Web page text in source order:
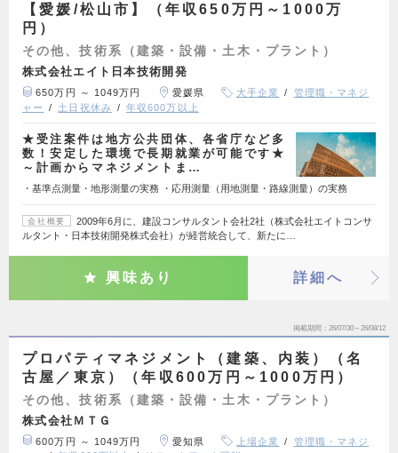
【愛媛/松山市】（年収650万円～1000万
円）
その他、技術系（建築・設備・土木・プラント）
株式会社エイト日本技術開発
650万円 ～ 1049万円 愛媛県 大手企業
管理職・マネジ
ャー
土日祝休み 年収600万以上
★受注案件は地方公共団体、各省庁など多
数！安定した環境で長期就業が可能です★
～計画からマネジメントま…
・基準点測量・地形測量の実務 ・応用測量（用地測量・路線測量）の実務
会社概要
2009年6月に、建設コンサルタント会社2社（株式会社エイトコンサ
ルタント・日本技術開発株式会社）が経営統合して、新たに…
興味あり 詳細へ
掲載期間 26/07/30～26/08/12
プロパティマネジメント（建築、内装）（名
古屋／東京）（年収600万円～1000万円）
その他、技術系（建築・設備・土木・プラント）
株式会社ＭＴＧ
600万円 ～ 1049万円 愛知県 上場企業
管理職・マネジ